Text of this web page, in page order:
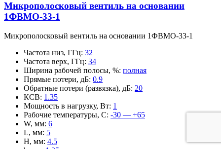
Микрополосковый вентиль на основании
1ФВМO-33-1
Микрополосковый вентиль на основании 1ФВМO-33-1
Частота низ, ГГц: 32
Частота верх, ГГц: 34
Ширина рабочей полосы, %: полная
Прямые потери, дБ: 0.9
Обратные потери (развязка), дБ: 20
КСВ: 1.35
Мощность в нагрузку, Вт: 1
Рабочие температуры, С: -30 — +65
W, мм: 6
L, мм: 5
H, мм: 4.5